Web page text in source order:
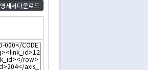
명세서다운로드